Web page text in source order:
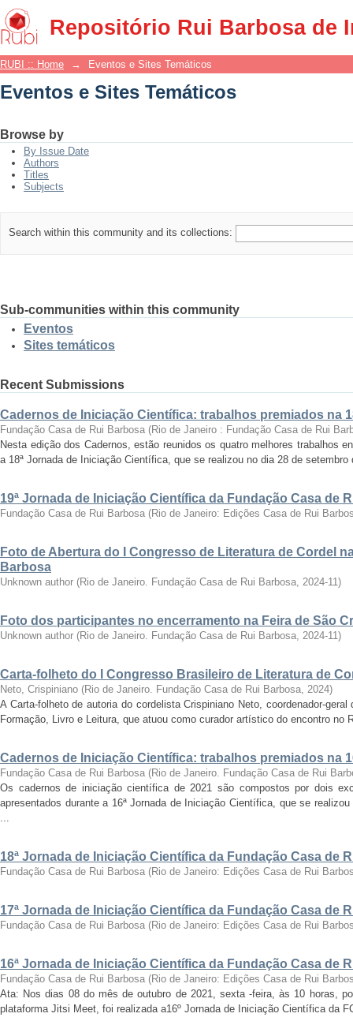
Repositório Rui Barbosa de
Eventos e Sites Temáticos
RUBI :: Home → Eventos e Sites Temáticos
Eventos e Sites Temáticos
Browse by
By Issue Date
Authors
Titles
Subjects
Search within this community and its collections:
Sub-communities within this community
Eventos
Sites temáticos
Recent Submissions
Cadernos de Iniciação Científica: trabalhos premiados na
Fundação Casa de Rui Barbosa (Rio de Janeiro : Fundação Casa de Rui
Nesta edição dos Cadernos, estão reunidos os quatro melhores trabalhos
a 18ª Jornada de Iniciação Científica, que se realizou no dia 28 de
19ª Jornada de Iniciação Científica da Fundação Casa de
Fundação Casa de Rui Barbosa (Rio de Janeiro: Edições Casa de Rui
Foto de Abertura do I Congresso de Literatura de Cordel
Barbosa
Unknown author (Rio de Janeiro. Fundação Casa de Rui Barbosa, 2024-11)
Foto dos participantes no encerramento na Feira de São
Unknown author (Rio de Janeiro. Fundação Casa de Rui Barbosa, 2024-11)
Carta-folheto do I Congresso Brasileiro de Literatura de
Neto, Crispiniano (Rio de Janeiro. Fundação Casa de Rui Barbosa, 2024)
A Carta-folheto de autoria do cordelista Crispiniano Neto, coordenador-
Formação, Livro e Leitura, que atuou como curador artístico do encontro no
Cadernos de Iniciação Científica: trabalhos premiados na
Fundação Casa de Rui Barbosa (Rio de Janeiro. Fundação Casa de Rui
Os cadernos de iniciação científica de 2021 são compostos por dois
apresentados durante a 16ª Jornada de Iniciação Científica, que se
...
18ª Jornada de Iniciação Científica da Fundação Casa de
Fundação Casa de Rui Barbosa (Rio de Janeiro: Edições Casa de Rui
17ª Jornada de Iniciação Científica da Fundação Casa de
Fundação Casa de Rui Barbosa (Rio de Janeiro: Edições Casa de Rui
16ª Jornada de Iniciação Científica da Fundação Casa de
Fundação Casa de Rui Barbosa (Rio de Janeiro: Edições Casa de Rui
Ata: Nos dias 08 do mês de outubro de 2021, sexta -feira, às 10 horas,
plataforma Jitsi Meet, foi realizada a16º Jornada de Iniciação Científica da